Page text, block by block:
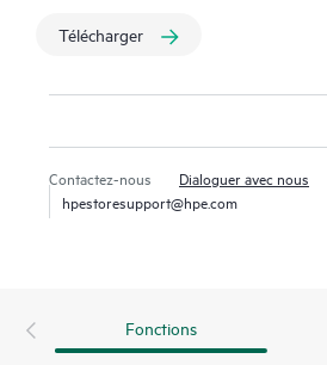
d’outils administratif, vous pouvez
Télécharger
Contactez-nous
Dialoguer avec nous
hpestoresupport@hpe.com
Fonctions